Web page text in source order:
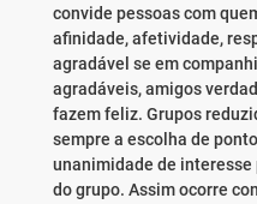
convide pessoas com
afinidade, afetividade,
agradável se em
agradáveis, amigos
fazem feliz. Grupos
sempre a escolha de
unanimidade de
do grupo. Assim ocorre